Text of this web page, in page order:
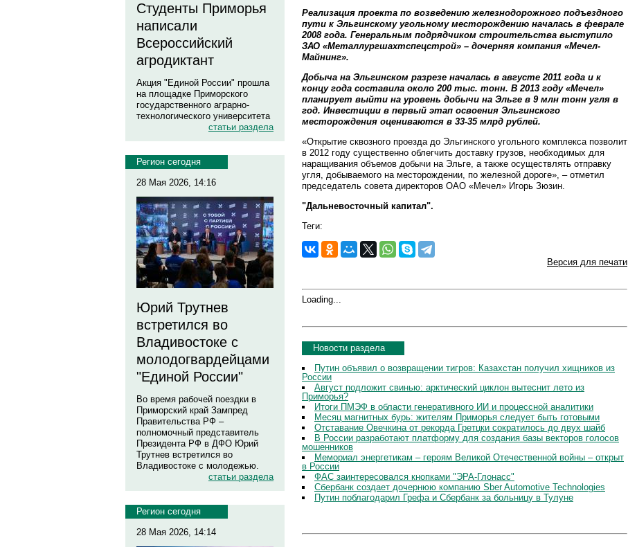
Студенты Приморья
написали
Всероссийский
агродиктант
Акция "Единой России" прошла
на площадке Приморского
государственного аграрно-
технологического университета
статьи раздела
Регион сегодня
28 Мая 2026, 14:16
Юрий Трутнев
встретился во
Владивостоке с
молодогвардейцами
"Единой России"
Во время рабочей поездки в
Приморский край Зампред
Правительства РФ –
полномочный представитель
Президента РФ в ДФО Юрий
Трутнев встретился во
Владивостоке с молодежью.
статьи раздела
Регион сегодня
28 Мая 2026, 14:14
Реализация проекта по возведению железнодорожного подъездного
пути к Эльгинскому угольному месторождению началась в феврале
2008 года. Генеральным подрядчиком строительства выступило
ЗАО «Металлургшахтспецстрой» – дочерняя компания «Мечел-
Майнинг».
Добыча на Эльгинском разрезе началась в августе 2011 года и к
концу года составила около 200 тыс. тонн. В 2013 году «Мечел»
планирует выйти на уровень добычи на Эльге в 9 млн тонн угля в
год. Инвестиции в первый этап освоения Эльгинского
месторождения оцениваются в 33-35 млрд рублей.
«Открытие сквозного проезда до Эльгинского угольного комплекса позволит
в 2012 году существенно облегчить доставку грузов, необходимых для
наращивания объемов добычи на Эльге, а также осуществлять отправку
угля, добываемого на месторождении, по железной дороге», – отметил
председатель совета директоров ОАО «Мечел» Игорь Зюзин.
"Дальневосточный капитал".
Теги:
Версия для печати
Loading...
Новости раздела
Путин объявил о возвращении тигров: Казахстан получил хищников из
России
Август подложит свинью: арктический циклон вытеснит лето из
Приморья?
Итоги ПМЭФ в области генеративного ИИ и процессной аналитики
Месяц магнитных бурь: жителям Приморья следует быть готовыми
Отставание Овечкина от рекорда Гретцки сократилось до двух шайб
В России разработают платформу для создания базы векторов голосов
мошенников
Мемориал энергетикам – героям Великой Отечественной войны – открыт
в России
ФАС заинтересовался кнопками "ЭРА-Глонасс"
Сбербанк создает дочернюю компанию Sber Automotive Technologies
Путин поблагодарил Грефа и Сбербанк за больницу в Тулуне